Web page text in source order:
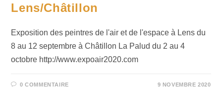
Lens/Châtillon
Exposition des peintres de l'air et de l'espace à Lens du
8 au 12 septembre à Châtillon La Palud du 2 au 4
octobre http://www.expoair2020.com
0 COMMENTAIRE 9 NOVEMBRE 2020